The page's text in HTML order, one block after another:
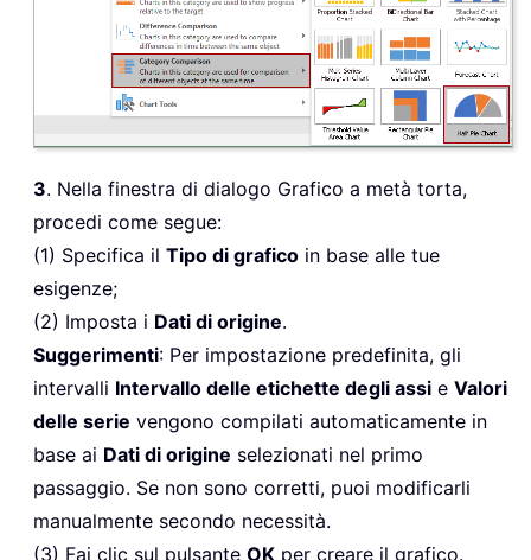
3. Nella finestra di dialogo Grafico a metà torta,
procedi come segue:
(1) Specifica il Tipo di grafico in base alle tue
esigenze;
(2) Imposta i Dati di origine.
Suggerimenti: Per impostazione predefinita, gli
intervalli Intervallo delle etichette degli assi e Valori
delle serie vengono compilati automaticamente in
base ai Dati di origine selezionati nel primo
passaggio. Se non sono corretti, puoi modificarli
manualmente secondo necessità.
(3) Fai clic sul pulsante OK per creare il grafico.